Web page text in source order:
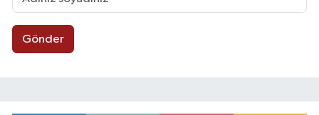
Gönder